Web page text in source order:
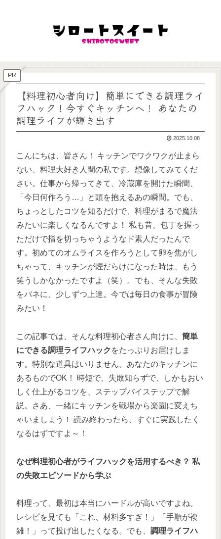
PR
【料理初心者向け】簡単にできる調理ライ
フハック！今すぐキッチンへ！ あなたの
調理ライフが輝き出す
2025.10.08
こんにちは、皆さん！ キッチンでワクワクが止まら
ない、料理大好き人間の私です。想像してみてくだ
さい。仕事から帰ってきて、冷蔵庫を開けた瞬間、
「今日何作ろう…」と頭を抱えるあの瞬間。でも、
ちょっとしたコツを知るだけで、料理がまるで魔法
みたいに楽しくなるんですよ！ 私も昔、包丁を握っ
ただけで指を切っちゃうようなド素人だったんで
す。初めてのオムライスを作ろうとして卵を焦がし
ちゃって、キッチンが煙だらけになった時は、もう
笑うしかなかったですよ（笑）。でも、そんな失敗
をバネに、少しずつ上達。今では毎日の食事が冒険
みたい！
この記事では、そんな料理初心者さん向けに、 簡単
にできる調理ライフハック をたっぷりお届けしま
す。特別な道具はいりません。あなたのキッチンに
あるものでOK！ 時短で、失敗知らずで、しかもおい
しく仕上がるコツを、ステップバイステップで解
説。さあ、一緒にキッチンを戦場から楽園に変えち
ゃいましょう！ 読み終わったら、すぐに実践したく
なるはずですよ～！
なぜ料理初心者がライフハックを活用するべき？ 私
の失敗エピソードから学ぶ
料理って、最初は本当にハードルが高いですよね。
レシピを見ても「これ、材料多すぎ！」「手順が複
雑！」って投げ出したくなる。でも、 調理ライフハ